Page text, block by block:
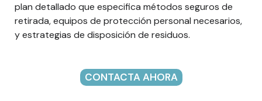
plan detallado que especifica métodos seguros de
retirada, equipos de protección personal necesarios,
y estrategias de disposición de residuos.
CONTACTA AHORA